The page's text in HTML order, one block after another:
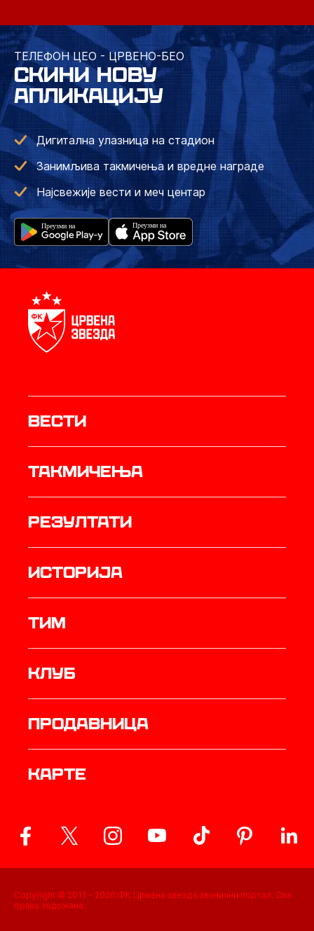
ТЕЛЕФОН ЦЕО - ЦРВЕНО-БЕО
СКИНИ НОВУ
АПЛИКАЦИЈУ
Дигитална улазница на стадион
Занимљива такмичења и вредне награде
Најсвежије вести и меч центар
Вести
Такмичења
резултати
историја
ТИМ
Клуб
продавница
Карте
Copyright © 2011 - 2026 ФК Црвена звезда званични портал. Сва
права задржана.